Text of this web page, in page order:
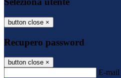
button close ×
Recupero password
button close ×
E-mail